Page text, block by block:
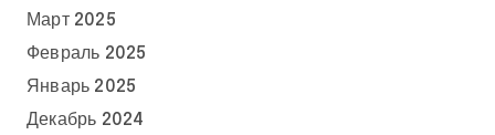
Март 2025
Февраль 2025
Январь 2025
Декабрь 2024